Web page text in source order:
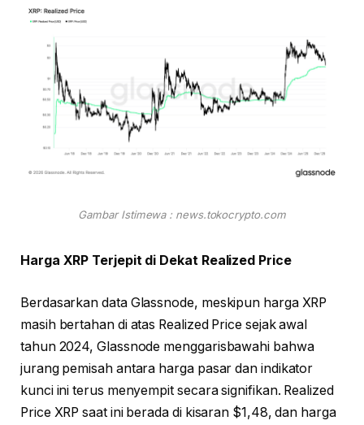
Gambar Istimewa : news.tokocrypto.com
Harga XRP Terjepit di Dekat Realized Price
Berdasarkan data Glassnode, meskipun harga XRP
masih bertahan di atas Realized Price sejak awal
tahun 2024, Glassnode menggarisbawahi bahwa
jurang pemisah antara harga pasar dan indikator
kunci ini terus menyempit secara signifikan. Realized
Price XRP saat ini berada di kisaran $1,48, dan harga